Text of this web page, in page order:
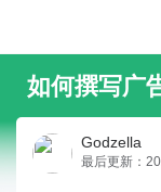
如何撰写广
Godzella
最后更新：